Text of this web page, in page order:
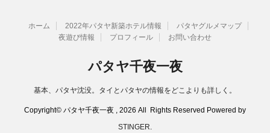
ホーム 2022年パタヤ新築ホテル情報
パタヤグルメマップ
夜遊び情報
プロフィール お問い合わせ
パタヤ千夜一夜
基本、パタヤ沈没。タイとパタヤの情報をどこよりも詳しく。
Copyright© パタヤ千夜一夜 , 2026 All Rights Reserved Powered by
STINGER.